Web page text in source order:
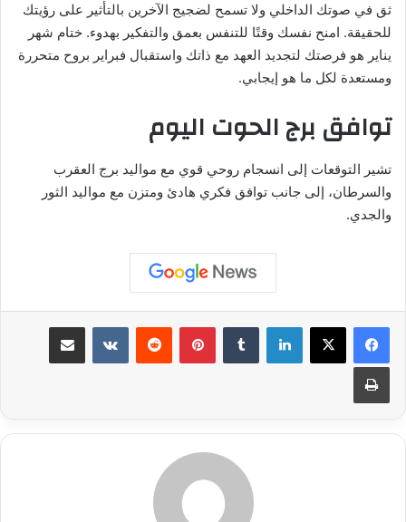
ثق في صوتك الداخلي ولا تسمح لضجيج الآخرين بالتأثير على رؤيتك
للحقيقة. امنح نفسك وقتًا للتنفس بعمق والتفكير بهدوء. ختام شهر
يناير هو فرصتك لتجديد العهد مع ذاتك واستقبال فبراير بروح متحررة
ومستعدة لكل ما هو إيجابي.
توافق برج الحوت اليوم
تشير التوقعات إلى انسجام روحي قوي مع مواليد برج العقرب
والسرطان، إلى جانب توافق فكري هادئ ومتزن مع مواليد الثور
والجدي.
لينكدإن بينتيريست مشاركة عبر البريد
طباعة